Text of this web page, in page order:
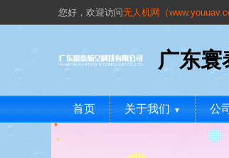
您好， 欢迎访问无人机网（
广东寰
首页 关于我们 ▼ 公